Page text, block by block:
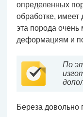
определенных
обработке, имеет
эта порода очень
деформациям и
По
Береза довольно